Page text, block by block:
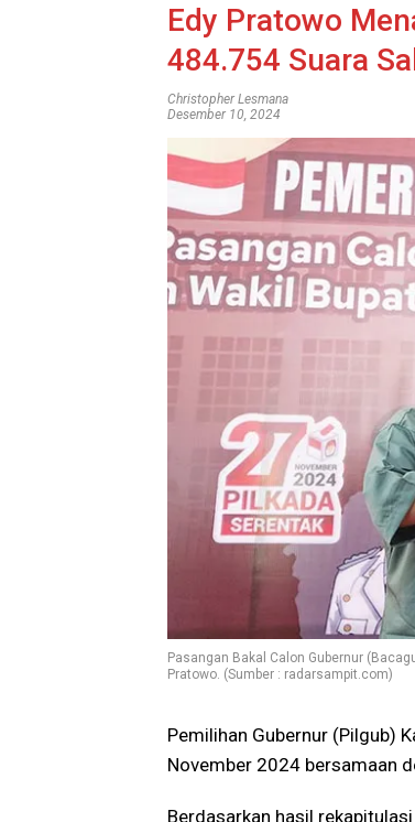
Edy Pratowo
484.754 Suara
Christopher Lesmana
Desember 10, 2024
Pasangan Bakal Calon Gubernur
Pratowo. (Sumber : radarsampit.com)
Pemilihan Gubernur (Pilgub)
November 2024 bersamaan
Berdasarkan hasil